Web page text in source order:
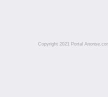
Copyright 2021 Portal